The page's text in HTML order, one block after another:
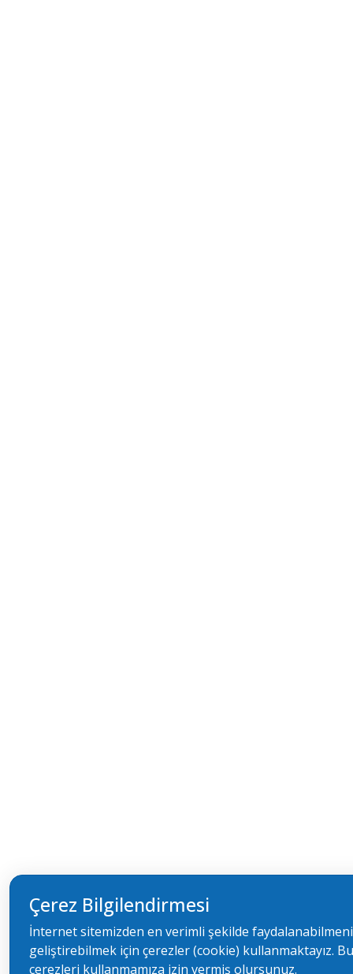
Çerez Bilgilendirmesi
İnternet sitemizden en verimli şekilde
geliştirebilmek için çerezler (cookie) kullanmaktayız.
çerezleri kullanmamıza izin vermiş olursunuz.